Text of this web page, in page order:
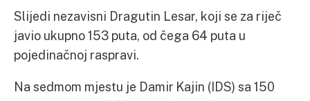
Slijedi nezavisni Dragutin Lesar, koji se za riječ
javio ukupno 153 puta, od čega 64 puta u
pojedinačnoj raspravi.
Na sedmom mjestu je Damir Kajin (IDS) sa 150